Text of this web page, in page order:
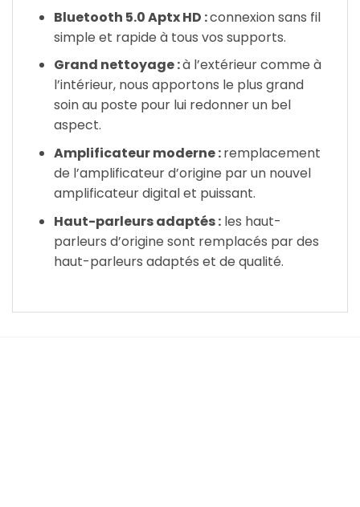
Bluetooth 5.0 Aptx HD :connexion sans fil
simple et rapide à tous vos supports.
Grand nettoyage :à l’extérieur comme à
l’intérieur, nous apportons le plus grand
soin au poste pour lui redonner un bel
aspect.
Amplificateur moderne :remplacement
de l’amplificateur d’origine par un nouvel
amplificateur digital et puissant.
Haut-parleurs adaptés :les haut-
parleurs d’origine sont remplacés par des
haut-parleurs adaptés et de qualité.